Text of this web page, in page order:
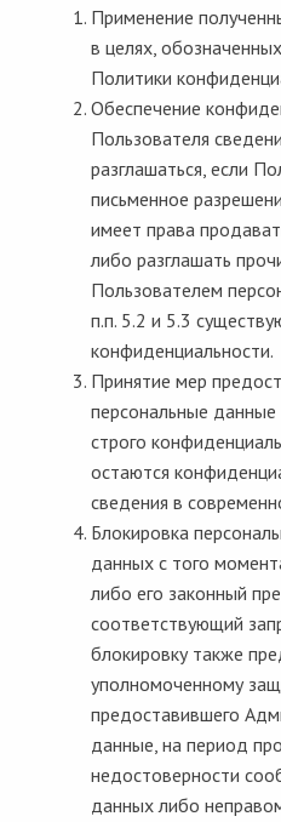
Применение
в целях,
Политики
Обеспечение
Пользователя
разглашаться, если
письменное
имеет права
либо разглашать
Пользователем
п.п. 5.2 и 5.3
конфиденциальности.
Принятие мер
персональные данные
строго
остаются
сведения в
Блокировка
данных с того
либо его законный
соответствующий
блокировку также
уполномоченному
предоставившего
данные, на период
недостоверности
данных либо